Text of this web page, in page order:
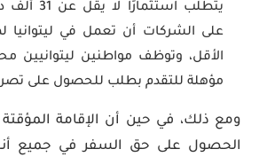
يتطلب
على الشركات أن تعمل في
الأقل، وتوظف مواطنين ليتوانيين
مؤهلة للتقدم بطلب للحصول على
ومع ذلك، في حين أن الإقامة
الحصول على حق السفر في جميع